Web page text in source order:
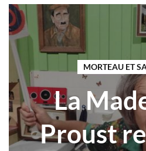
MORTEAU ET
La
Proust